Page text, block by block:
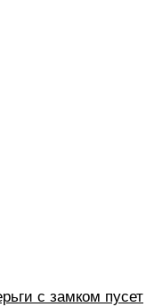
с замком пусет